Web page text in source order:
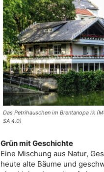
Das Petrihauschen im Brentanopa rk
SA 4.0)
Grün mit Geschichte
Eine Mischung aus Natur,
heute alte Bäume und